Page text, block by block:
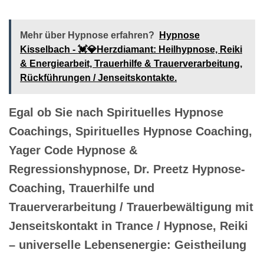
Mehr über Hypnose erfahren?
Hypnose
Kisselbach - 💓️💎Herzdiamant: Heilhypnose, Reiki
& Energiearbeit, Trauerhilfe & Trauerverarbeitung,
Rückführungen / Jenseitskontakte.
Egal ob Sie nach Spirituelles Hypnose
Coachings, Spirituelles Hypnose Coaching,
Yager Code Hypnose &
Regressionshypnose, Dr. Preetz Hypnose-
Coaching, Trauerhilfe und
Trauerverarbeitung / Trauerbewältigung mit
Jenseitskontakt in Trance / Hypnose, Reiki
– universelle Lebensenergie: Geistheilung